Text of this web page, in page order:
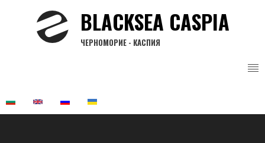
BLACKSEA CASPIA
ЧЕРНОМОРИЕ - КАСПИЯ